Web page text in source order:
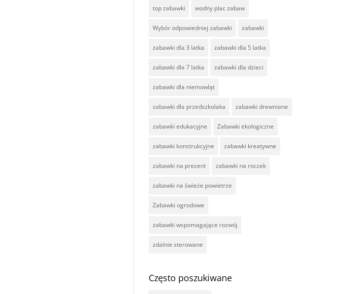
top zabawki wodny plac zabaw
Wybór odpowiedniej zabawki zabawki
zabawki dla 3 latka zabawki dla 5 latka
zabawki dla 7 latka zabawki dla dzieci
zabawki dla niemowląt
zabawki dla przedszkolaka zabawki drewniane
zabawki edukacyjne Zabawki ekologiczne
zabawki konstrukcyjne zabawki kreatywne
zabawki na prezent zabawki na roczek
zabawki na świeże powietrze
Zabawki ogrodowe
zabawki wspomagające rozwój
zdalnie sterowane
Często poszukiwane